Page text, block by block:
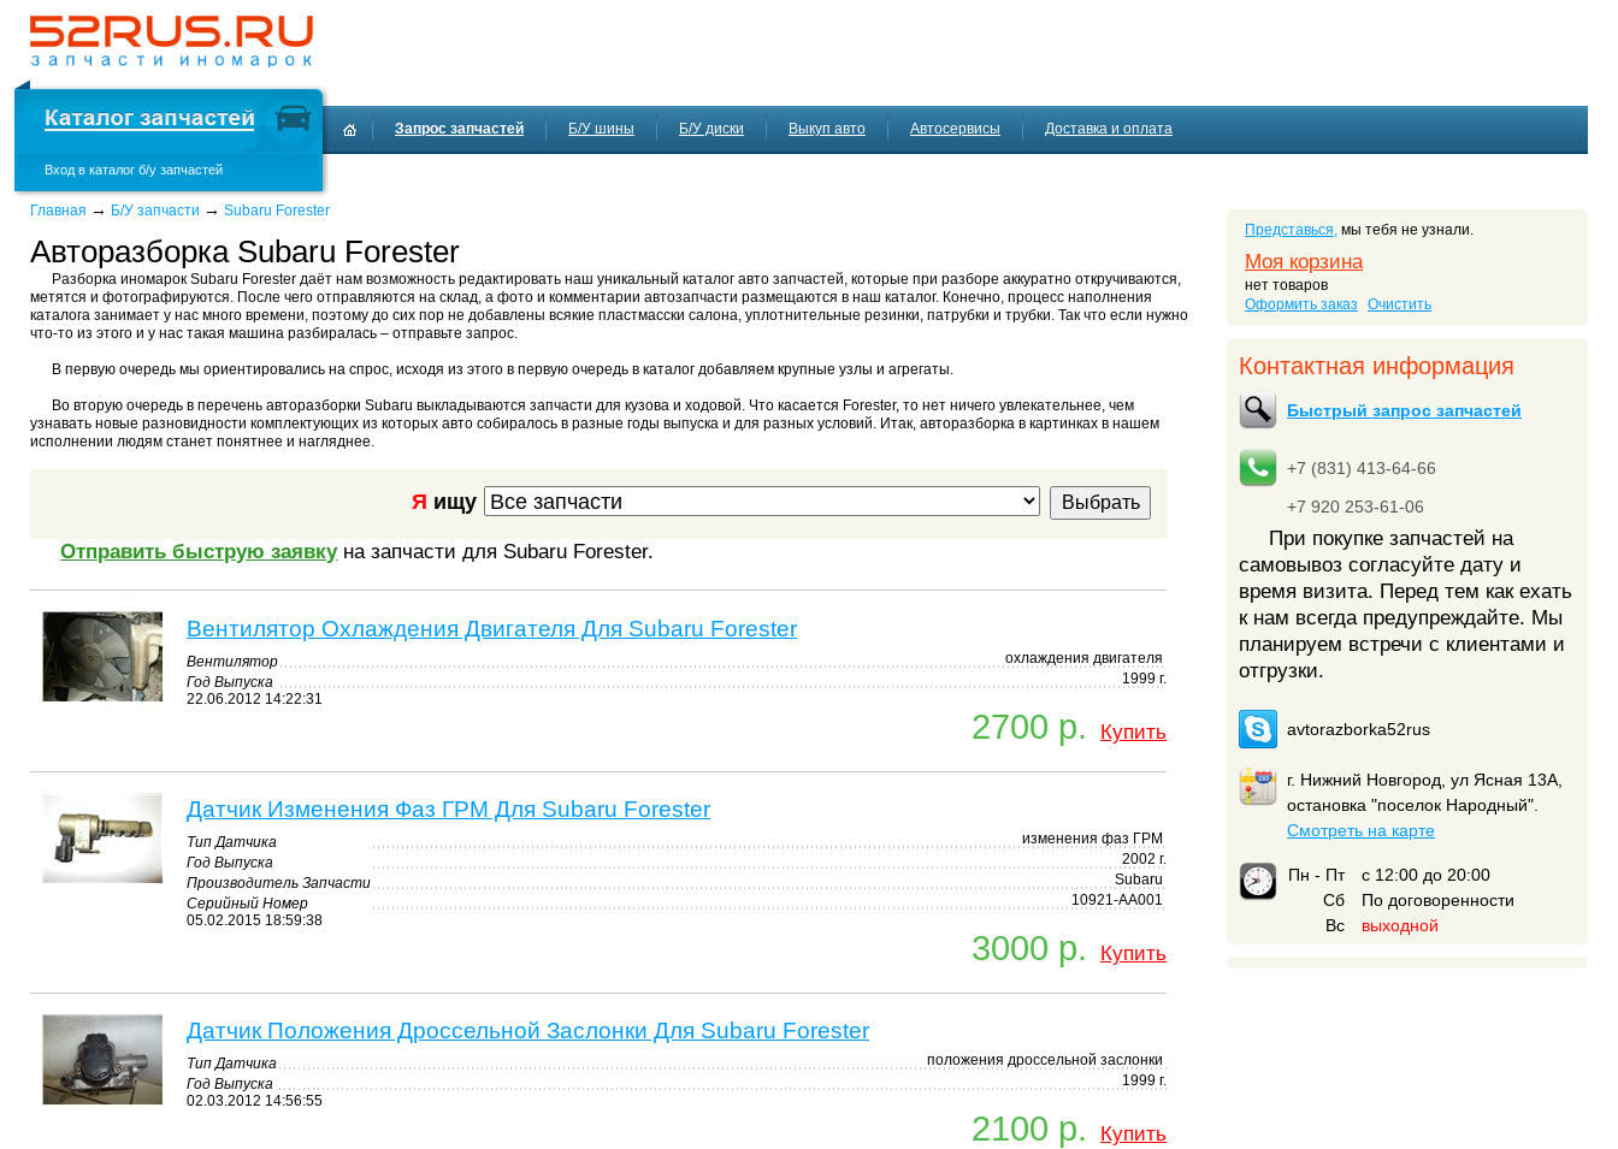
Вход в каталог б/у запчастей
Запрос запчастей Б/У шины Б/У диски Выкуп авто Автосервисы Доставка и оплата
Представься, мы тебя не узнали.
Моя корзина
нет товаров
Оформить заказ
Очистить
Контактная информация
Быстрый запрос запчастей
+7 (831) 413-64-66
+7 920 253-61-06
При покупке запчастей на
самовывоз согласуйте дату и
время визита. Перед тем как ехать
к нам всегда предупреждайте. Мы
планируем встречи с клиентами и
отгрузки.
avtorazborka52rus
г. Нижний Новгород, ул Ясная 13А,
остановка "поселок Народный".
Смотреть на карте
Пн - Пт
с 12:00 до 20:00
Сб
По договоренности
Вс
выходной
Главная → Б/У запчасти → Subaru Forester
Авторазборка Subaru Forester
Разборка иномарок Subaru Forester даёт нам возможность редактировать наш уникальный каталог авто запчастей, которые при разборе аккуратно откручиваются,
метятся и фотографируются. После чего отправляются на склад, а фото и комментарии автозапчасти размещаются в наш каталог. Конечно, процесс наполнения
каталога занимает у нас много времени, поэтому до сих пор не добавлены всякие пластмасски салона, уплотнительные резинки, патрубки и трубки. Так что если нужно
что-то из этого и у нас такая машина разбиралась – отправьте запрос.
В первую очередь мы ориентировались на спрос, исходя из этого в первую очередь в каталог добавляем крупные узлы и агрегаты.
Во вторую очередь в перечень авторазборки Subaru выкладываются запчасти для кузова и ходовой. Что касается Forester, то нет ничего увлекательнее, чем
узнавать новые разновидности комплектующих из которых авто собиралось в разные годы выпуска и для разных условий. Итак, авторазборка в картинках в нашем
исполнении людям станет понятнее и нагляднее.
Я ищу
Отправить быструю заявкуна запчасти для Subaru Forester.
Вентилятор Охлаждения Двигателя Для Subaru Forester
Вентилятор
охлаждения двигателя
Год Выпуска
1999 г.
22.06.2012 14:22:31
2700 р. Купить
Датчик Изменения Фаз ГРМ Для Subaru Forester
Тип Датчика
изменения фаз ГРМ
Год Выпуска
2002 г.
Производитель Запчасти
Subaru
Серийный Номер
10921-AA001
05.02.2015 18:59:38
3000 р. Купить
Датчик Положения Дроссельной Заслонки Для Subaru Forester
Тип Датчика
положения дроссельной заслонки
Год Выпуска
1999 г.
02.03.2012 14:56:55
2100 р. Купить